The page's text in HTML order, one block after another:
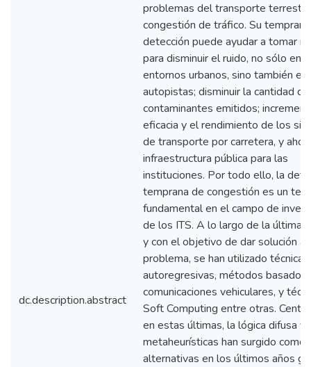
dc.description.abstract
problemas del transporte
congestión de tráfico. Su temprana
detección puede ayudar a tomar
para disminuir el ruido, no sólo en
entornos urbanos, sino también en
autopistas; disminuir la cantidad
contaminantes emitidos;
eficacia y el rendimiento de los
de transporte por carretera, y
infraestructura pública para las
instituciones. Por todo ello, la
temprana de congestión es un
fundamental en el campo de
de los ITS. A lo largo de la última
y con el objetivo de dar solución a
problema, se han utilizado técnicas
autoregresivas, métodos basados
comunicaciones vehiculares, y
Soft Computing entre otras.
en estas últimas, la lógica difusa y
metaheurísticas han surgido como
alternativas en los últimos años